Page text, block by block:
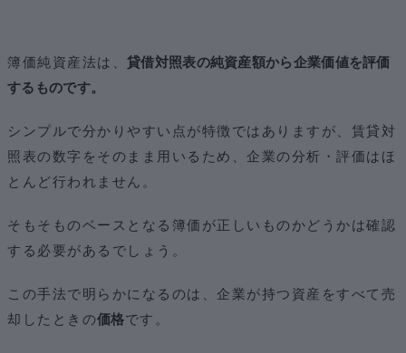
簿価純資産法は、 貸借対照表の純資産額から企業価値を評価
するものです。
シンプルで分かりやすい点が特徴ではありますが、賃貸対
照表の数字をそのまま用いるため、企業の分析・評価はほ
とんど行われません。
そもそものベースとなる簿価が正しいものかどうかは確認
する必要があるでしょう。
この手法で明らかになるのは、企業が持つ資産をすべて売
却したときの価格です。